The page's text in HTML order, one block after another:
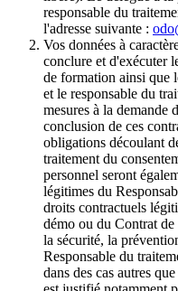
responsable du
l'adresse suivante :
Vos données à
conclure et d'exécuter
de formation ainsi que
et le responsable du
mesures à la demande
conclusion de ces
obligations découlant
traitement du
personnel seront
légitimes du
droits contractuels
démo ou du Contrat
la sécurité, la
Responsable du
dans des cas autres